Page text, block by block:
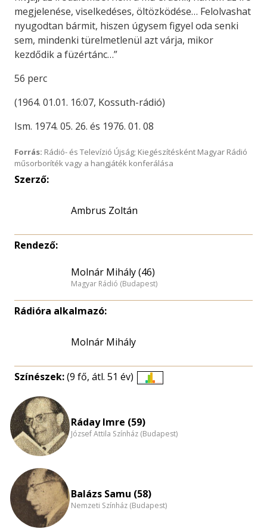
megjelenése, viselkedéses, öltözködése… Felolvashat
nyugodtan bármit, hiszen úgysem figyel oda senki
sem, mindenki türelmetlenül azt várja, mikor
kezdődik a füzértánc…”
56 perc
(1964. 01.01. 16:07, Kossuth-rádió)
Ism. 1974. 05. 26. és 1976. 01. 08
Forrás: Rádió- és Televízió Újság; Kiegészítésként Magyar Rádió
műsorboríték vagy a hangjáték konferálása
Szerző:
Ambrus Zoltán
Rendező:
Molnár Mihály (46)
Magyar Rádió (Budapest)
Rádióra alkalmazó:
Molnár Mihály
Színészek:(9 fő, átl. 51 év)
Ráday Imre (59)
József Attila Színház (Budapest)
Balázs Samu (58)
Nemzeti Színház (Budapest)